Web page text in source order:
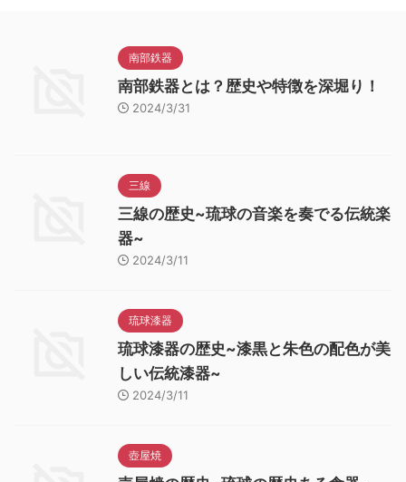
南部鉄器
南部鉄器とは？歴史や特徴を深堀り！
2024/3/31
三線
三線の歴史~琉球の音楽を奏でる伝統楽
器~
2024/3/11
琉球漆器
琉球漆器の歴史~漆黒と朱色の配色が美
しい伝統漆器~
2024/3/11
壺屋焼